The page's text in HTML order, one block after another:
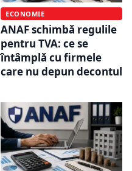
ECONOMIE
ANAF schimbă regulile
pentru TVA: ce se
întâmplă cu firmele
care nu depun decontul